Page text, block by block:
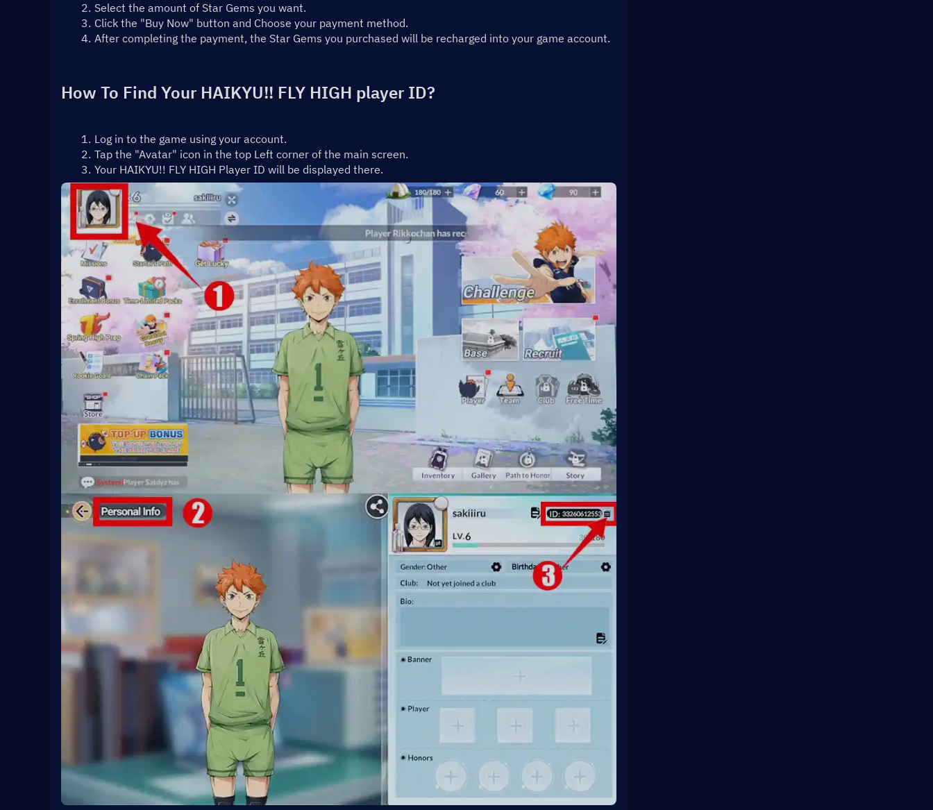
Select the amount of Star Gems you want.
Click the "Buy Now" button and Choose your payment method.
After completing the payment, the Star Gems you purchased will be recharged into your game account.
How To Find Your HAIKYU!! FLY HIGH player ID?
Log in to the game using your account.
Tap the "Avatar" icon in the top Left corner of the main screen.
Your HAIKYU!! FLY HIGH Player ID will be displayed there.